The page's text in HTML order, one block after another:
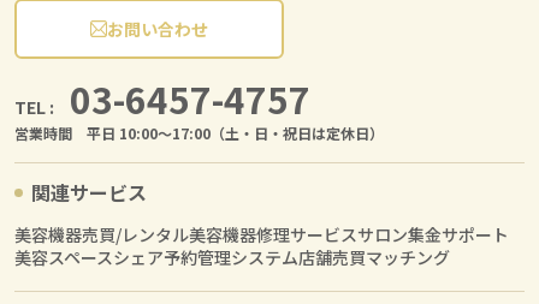
お問い合わせ
TEL : 03-6457-4757
営業時間 平日 10:00〜17:00（土・日・祝日は定休日）
関連サービス
美容機器売買/レンタル美容機器修理サービスサロン集金サポート
美容スペースシェア予約管理システム店舗売買マッチング